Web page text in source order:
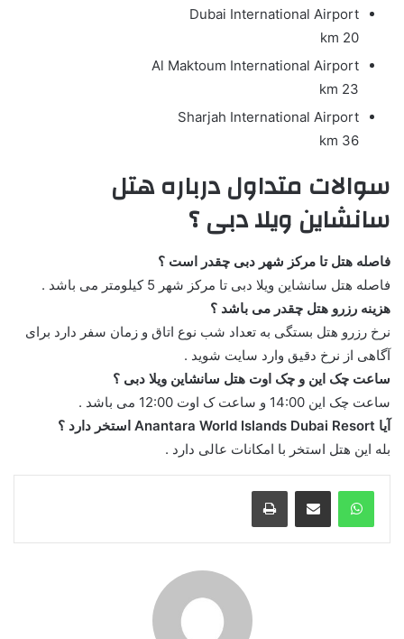
Dubai International Airport
20 km
Al Maktoum International Airport
23 km
Sharjah International Airport
36 km
سوالات متداول درباره هتل
سانشاین ویلا دبی ؟
فاصله هتل تا مرکز شهر دبی چقدر است ؟
فاصله هتل سانشاین ویلا دبی تا مرکز شهر 5 کیلومتر می باشد .
هزینه رزرو هتل چقدر می باشد ؟
نرخ رزرو هتل بستگی به تعداد شب نوع اتاق و زمان سفر دارد برای
آگاهی از نرخ دقیق وارد سایت شوید .
ساعت چک این و چک اوت هتل سانشاین ویلا دبی ؟
ساعت چک این 14:00 و ساعت ک اوت 12:00 می باشد .
آیا Anantara World Islands Dubai Resort استخر دارد ؟
بله این هتل استخر با امکانات عالی دارد .
واتس آپ اشتراک گذاری از طریق ایمیل چاپ